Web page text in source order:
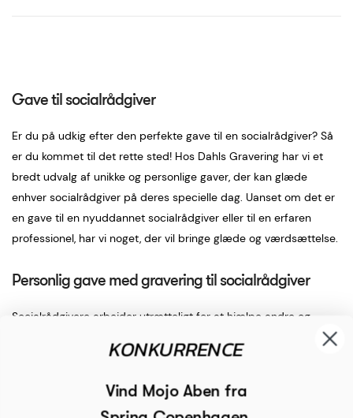
Gave til socialrådgiver
Er du på udkig efter den perfekte gave til en socialrådgiver? Så
er du kommet til det rette sted! Hos Dahls Gravering har vi et
bredt udvalg af unikke og personlige gaver, der kan glæde
enhver socialrådgiver på deres specielle dag. Uanset om det er
en gave til en nyuddannet socialrådgiver eller til en erfaren
professionel, har vi noget, der vil bringe glæde og værdsættelse.
Personlig gave med gravering til socialrådgiver
Socialrådgivere arbejder utrætteligt for at hjælpe andre og
dedikation. Vi tilbyder en bred vifte af personlige gaver, der kan
personlig gave til en socialrådgiver kan være alt fra et smukt
KONKURRENCE
Vind Mojo Aben fra